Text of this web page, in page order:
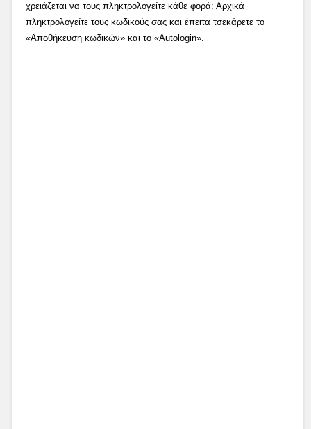
χρειάζεται να τους πληκτρολογείτε κάθε φορά: Αρχικά
πληκτρολογείτε τους κωδικούς σας και έπειτα τσεκάρετε το
«Αποθήκευση κωδικών» και το «Autologin».